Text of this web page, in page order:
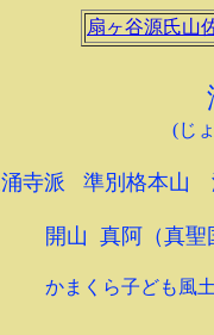
扇ヶ谷源氏山
(じ
涌寺派 準別格本
開山 真阿（真
かまくら子ども風